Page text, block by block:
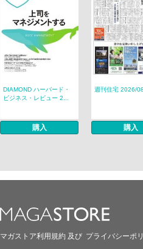
DIAMOND ハーバード・
ビジネス・レビュー 2...
購入
週刊住宅 2026/
購入
マガストア利用規約 及び プライバシーポ